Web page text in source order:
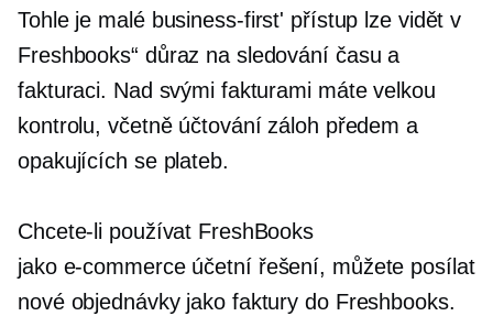
Tohle je malé business-first' přístup lze vidět v
Freshbooks“ důraz na sledování času a
fakturaci. Nad svými fakturami máte velkou
kontrolu, včetně účtování záloh předem a
opakujících se plateb.
Chcete-li používat FreshBooks
jako e-commerceúčetní řešení, můžete posílat
nové objednávky jako faktury do Freshbooks.